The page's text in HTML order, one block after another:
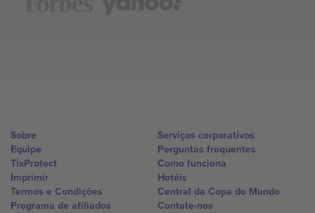
Sobre
Equipe
TixProtect
Imprimir
Termos e Condições
Programa de afiliados
Serviços corporativos
Perguntas frequentes
Como funciona
Hotéis
Central da Copa do Mundo
Contate-nos